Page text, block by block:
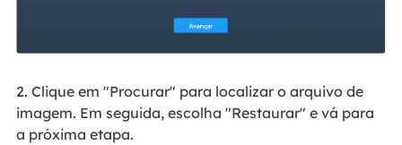
2. Clique em "Procurar" para localizar o arquivo de
imagem. Em seguida, escolha "Restaurar" e vá para
a próxima etapa.